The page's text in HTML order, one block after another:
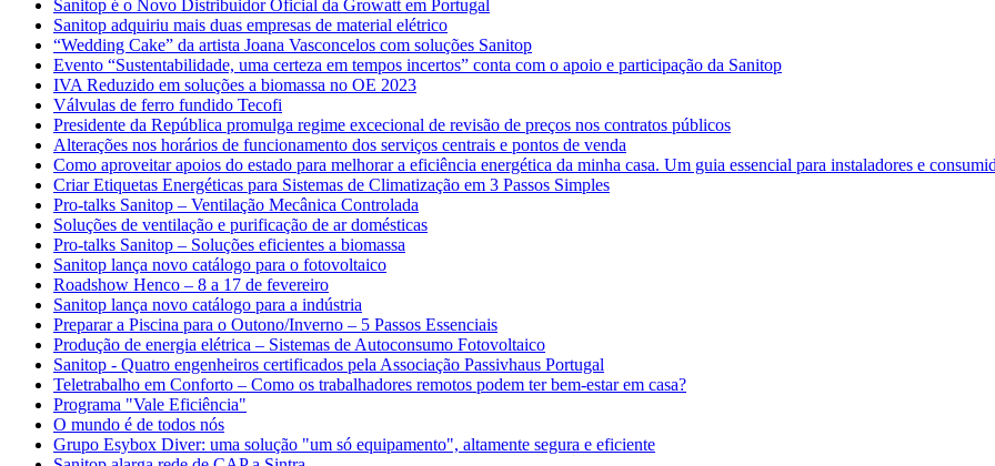
Sanitop é o Novo Distribuidor Oficial da Growatt em Portugal
Sanitop adquiriu mais duas empresas de material elétrico
“Wedding Cake” da artista Joana Vasconcelos com soluções Sanitop
Evento “Sustentabilidade, uma certeza em tempos incertos” conta com o apoio e participação da Sanitop
IVA Reduzido em soluções a biomassa no OE 2023
Válvulas de ferro fundido Tecofi
Presidente da República promulga regime excecional de revisão de preços nos contratos públicos
Alterações nos horários de funcionamento dos serviços centrais e pontos de venda
Como aproveitar apoios do estado para melhorar a eficiência energética da minha casa. Um guia essencial para instaladores e
Criar Etiquetas Energéticas para Sistemas de Climatização em 3 Passos Simples
Pro-talks Sanitop – Ventilação Mecânica Controlada
Soluções de ventilação e purificação de ar domésticas
Pro-talks Sanitop – Soluções eficientes a biomassa
Sanitop lança novo catálogo para o fotovoltaico
Roadshow Henco – 8 a 17 de fevereiro
Sanitop lança novo catálogo para a indústria
Preparar a Piscina para o Outono/Inverno – 5 Passos Essenciais
Produção de energia elétrica – Sistemas de Autoconsumo Fotovoltaico
Sanitop - Quatro engenheiros certificados pela Associação Passivhaus Portugal
Teletrabalho em Conforto – Como os trabalhadores remotos podem ter bem-estar em casa?
Programa "Vale Eficiência"
O mundo é de todos nós
Grupo Esybox Diver: uma solução "um só equipamento", altamente segura e eficiente